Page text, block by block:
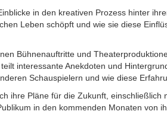
in den kreativen Prozess hinter
Leben schöpft und wie sie diese
Bühnenauftritte und
interessante Anekdoten und
Schauspielern und wie diese
ihre Pläne für die Zukunft,
in den kommenden Monaten